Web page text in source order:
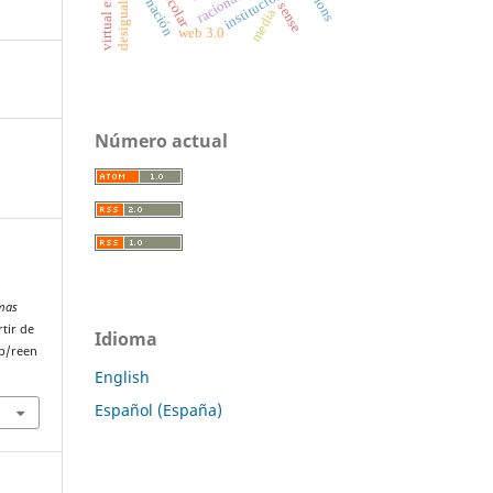
de
reen
media
web 3.0 sense
Número actual
Idioma
English
Español (España)